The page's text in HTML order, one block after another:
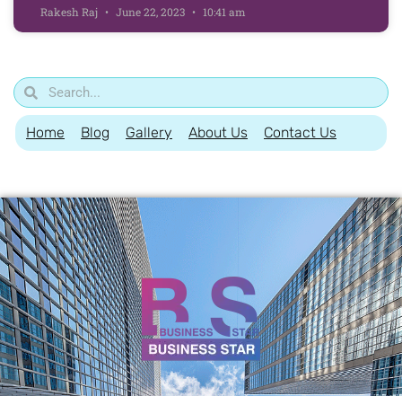
Rakesh Raj June 22, 2023 10:41 am
Home Blog Gallery About Us Contact Us